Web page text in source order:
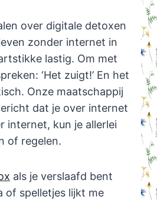
over digitale detoxen
zonder internet in
lastig. Om met
‘Het zuigt!’ En het
Onze maatschappij
dat je over internet
internet, kun je allerlei
of regelen.
als je verslaafd bent
of spelletjes lijkt me